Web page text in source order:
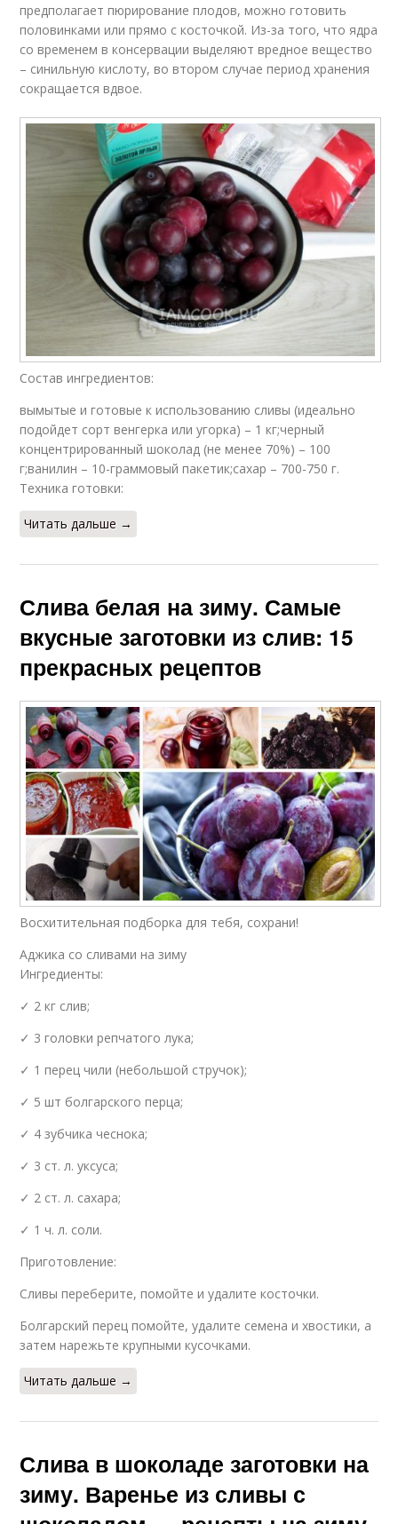
предполагает пюрирование плодов, можно готовить
половинками или прямо с косточкой. Из-за того, что ядра
со временем в консервации выделяют вредное вещество
– синильную кислоту, во втором случае период хранения
сокращается вдвое.
Состав ингредиентов:
вымытые и готовые к использованию сливы (идеально
подойдет сорт венгерка или угорка) – 1 кг;черный
концентрированный шоколад (не менее 70%) – 100
г;ванилин – 10-граммовый пакетик;сахар – 700-750 г.
Техника готовки:
Читать дальше →
Слива белая на зиму. Самые
вкусные заготовки из слив: 15
прекрасных рецептов
Восхитительная подборка для тебя, сохрани!
Аджика со сливами на зиму
Ингредиенты:
✓ 2 кг слив;
✓ 3 головки репчатого лука;
✓ 1 перец чили (небольшой стручок);
✓ 5 шт болгарского перца;
✓ 4 зубчика чеснока;
✓ 3 ст. л. уксуса;
✓ 2 ст. л. сахара;
✓ 1 ч. л. соли.
Приготовление:
Сливы переберите, помойте и удалите косточки.
Болгарский перец помойте, удалите семена и хвостики, а
затем нарежьте крупными кусочками.
Читать дальше →
Слива в шоколаде заготовки на
зиму. Варенье из сливы с